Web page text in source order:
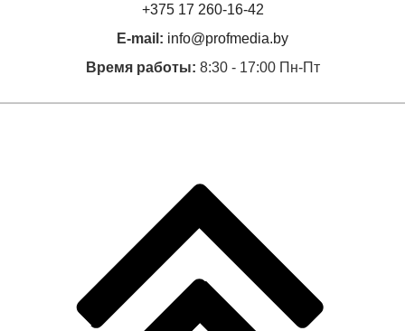
+375 17 260-16-42
E-mail: info@profmedia.by
Время работы: 8:30 - 17:00 Пн-Пт